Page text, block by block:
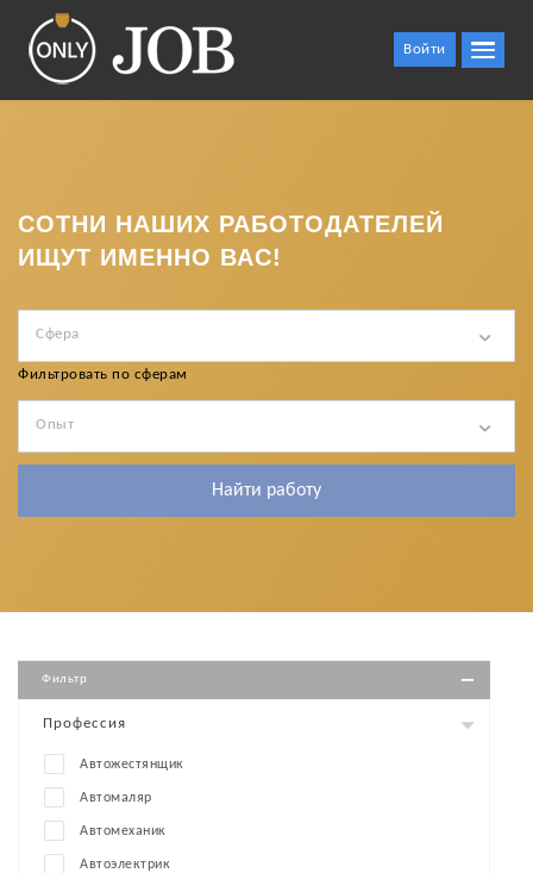
Войти
СОТНИ НАШИХ РАБОТОДАТЕЛЕЙ
ИЩУТ ИМЕННО ВАС!
Сфера
Фильтровать по сферам
Опыт
Фильтр
Профессия
Автожестянщик
Автомаляр
Автомеханик
Автоэлектрик